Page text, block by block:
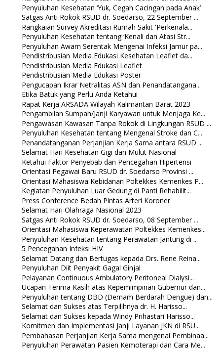
Penyuluhan Kesehatan ‘Yuk, Cegah Cacingan pada Anak’
Satgas Anti Rokok RSUD dr. Soedarso, 22 September ...
Rangkaian Survey Akreditasi Rumah Sakit 'Perkenala...
Penyuluhan Kesehatan tentang ‘Kenali dan Atasi Str...
Penyuluhan Awam Serentak Mengenai Infeksi Jamur pa...
Pendistribusian Media Edukasi Kesehatan Leaflet da...
Pendistribusian Media Edukasi Leaflet
Pendistribusian Media Edukasi Poster
Pengucapan Ikrar Netralitas ASN dan Penandatangana...
Etika Batuk yang Perlu Anda Ketahui
Rapat Kerja ARSADA Wilayah Kalimantan Barat 2023
Pengambilan Sumpah/Janji Karyawan untuk Menjaga Ke...
Pengawasan Kawasan Tanpa Rokok di Lingkungan RSUD ...
Penyuluhan Kesehatan tentang Mengenal Stroke dan C...
Penandatanganan Perjanjian Kerja Sama antara RSUD ...
Selamat Hari Kesehatan Gigi dan Mulut Nasional
Ketahui Faktor Penyebab dan Pencegahan Hipertensi
Orientasi Pegawai Baru RSUD dr. Soedarso Provinsi ...
Orientasi Mahasiswa Kebidanan Poltekkes Kemenkes P...
Kegiatan Penyuluhan Luar Gedung di Panti Rehabilit...
Press Conference Bedah Pintas Arteri Koroner
Selamat Hari Olahraga Nasional 2023
Satgas Anti Rokok RSUD dr. Soedarso, 08 September ...
Orientasi Mahasiswa Keperawatan Poltekkes Kemenkes...
Penyuluhan Kesehatan tentang Perawatan Jantung di ...
5 Pencegahan Infeksi HIV
Selamat Datang dan Bertugas kepada Drs. Rene Reina...
Penyuluhan Diit Penyakit Gagal Ginjal
Pelayanan Continuous Ambulatory Peritoneal Dialysi...
Ucapan Terima Kasih atas Kepemimpinan Gubernur dan...
Penyuluhan tentang DBD (Demam Berdarah Dengue) dan...
Selamat dan Sukses atas Terpilihnya dr. H. Harisso...
Selamat dan Sukses kepada Windy Prihastari Harisso...
Komitmen dan Implementasi Janji Layanan JKN di RSU...
Pembahasan Perjanjian Kerja Sama mengenai Pembinaa...
Penyuluhan Perawatan Pasien Kemoterapi dan Cara Me...